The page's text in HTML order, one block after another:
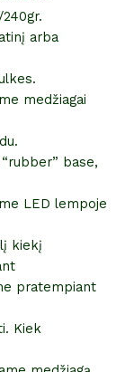
arba
medžiagai
base,
LED lempoje
kiekį
pratempiant
Kiek